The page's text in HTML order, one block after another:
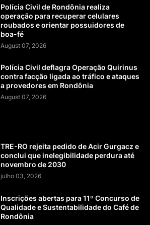
Polícia Civil de Rondônia realiza
operação para recuperar celulares
roubados e orientar possuidores de
boa-fé
August 07, 2026
Polícia Civil deflagra Operação Quirinus
contra facção ligada ao tráfico e ataques
a provedores em Rondônia
August 07, 2026
TRE-RO rejeita pedido de Acir Gurgacz e
conclui que inelegibilidade perdura até
novembro de 2030
julho 03, 2026
Inscrições abertas para 11º Concurso de
Qualidade e Sustentabilidade do Café de
Rondônia